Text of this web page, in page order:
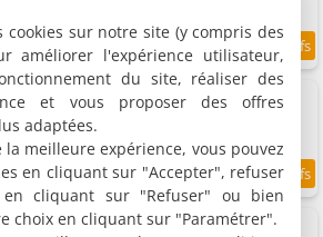
9.4/10
d'hôtes Les Tamayas
double, 2 personnes
9.4
d'hôtes Chez Elle
cookies sur notre site (y compris des
améliorer l'expérience utilisateur,
du site, réaliser des
et vous proposer des offres
adaptées.
la meilleure expérience, vous pouvez
en cliquant sur "Accepter", refuser
cliquant sur "Refuser" ou bien
choix en cliquant sur "Paramétrer".